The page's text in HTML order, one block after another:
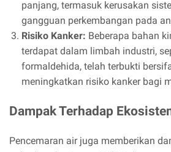
panjang, termasuk kerusakan
gangguan perkembangan pada
Risiko Kanker: Beberapa bahan
terdapat dalam limbah industri,
formaldehida, telah terbukti
meningkatkan risiko kanker bagi
Dampak Terhadap
Pencemaran air juga memberikan